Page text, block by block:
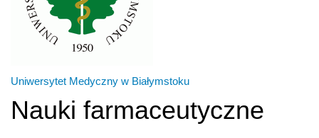
Uniwersytet Medyczny w Białymstoku
Nauki farmaceutyczne